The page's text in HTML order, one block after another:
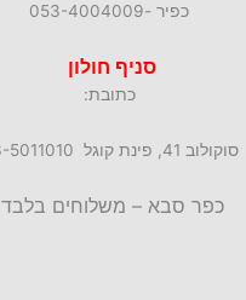
כפיר -053-4004009
סניף חולון
כתובת:
סוקולוב 41, פינת קוגל 03-5011010
כפר סבא – משלוחים בלבד